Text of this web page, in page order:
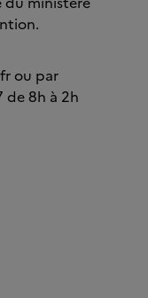
ou par
de 8h à 2h